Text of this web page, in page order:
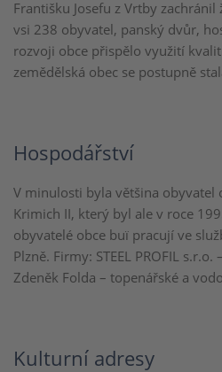
Františku Josefu z Vrtby
vsi 238 obyvatel, panský dvůr,
rozvoji obce přispělo využití
zemědělská obec se postupně
Hospodářství
V minulosti byla většina obyvatel
Krimich II, který byl ale v roce
obyvatelé obce buï pracují ve
Plzně. Firmy: STEEL PROFIL
Zdeněk Folda – topenářské a
Kulturní adresy